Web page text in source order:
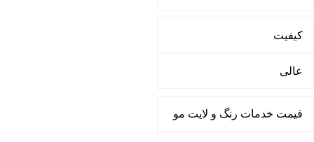
کیفیت
عالی
قیمت خدمات رنگ و لایت مو